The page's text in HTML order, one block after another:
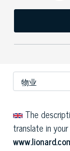
The
translate in